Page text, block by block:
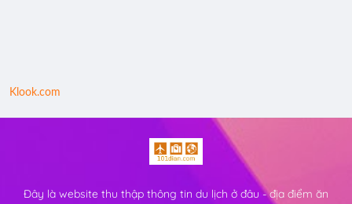
Klook.com
Đây là website thu thập thông tin du lịch ở đâu - địa điểm ăn